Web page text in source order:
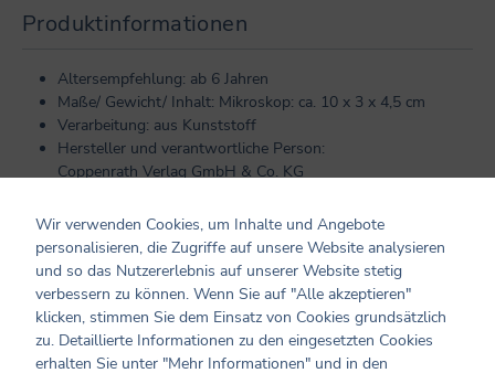
Produktinformationen
Altersempfehlung: ab 6 Jahren
Maße/ Gewicht/ Inhalt: Mikroskop: ca. 10 x 3 x 4,5 cm
Verarbeitung: aus Kunststoff
Hersteller und verantwortliche Person:
Coppenrath Verlag GmbH & Co. KG
48155 Münster
info@coppenrath.de
Hinweise
Wir verwenden Cookies, um Inhalte und Angebote
personalisieren, die Zugriffe auf unsere Website analysieren
und so das Nutzererlebnis auf unserer Website stetig
verbessern zu können. Wenn Sie auf "Alle akzeptieren"
klicken, stimmen Sie dem Einsatz von Cookies grundsätzlich
zu. Detaillierte Informationen zu den eingesetzten Cookies
erhalten Sie unter "Mehr Informationen" und in den